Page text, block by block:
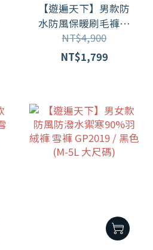
【遊遍天下】男款防
水防風保暖刷毛褲雪
到貨 GP2015 / 黑色
NT$4,900
NT$1,799